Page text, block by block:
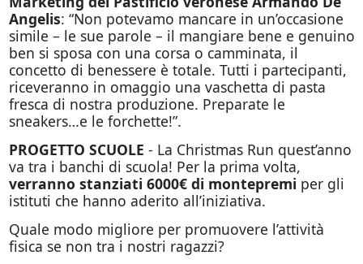
Angelis: “Non potevamo mancare in un’occasione
simile – le sue parole – il mangiare bene e genuino
ben si sposa con una corsa o camminata, il
concetto di benessere è totale. Tutti i partecipanti,
riceveranno in omaggio una vaschetta di pasta
fresca di nostra produzione. Preparate le
sneakers…e le forchette!”.
PROGETTO SCUOLE - La Christmas Run quest’anno
va tra i banchi di scuola! Per la prima volta,
verranno stanziati 6000€ di montepremi per gli
istituti che hanno aderito all’iniziativa.
Quale modo migliore per promuovere l’attività
fisica se non tra i nostri ragazzi?